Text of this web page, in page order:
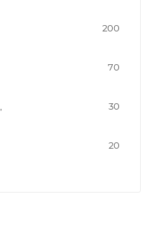
200
70
30
20